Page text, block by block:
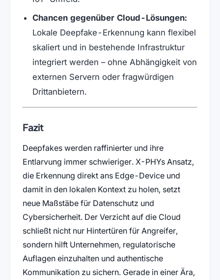
Chancen gegenüber Cloud-Lösungen:
Lokale Deepfake-Erkennung kann flexibel
skaliert und in bestehende Infrastruktur
integriert werden – ohne Abhängigkeit von
externen Servern oder fragwürdigen
Drittanbietern.
Fazit
Deepfakes werden raffinierter und ihre
Entlarvung immer schwieriger. X-PHYs Ansatz,
die Erkennung direkt ans Edge-Device und
damit in den lokalen Kontext zu holen, setzt
neue Maßstäbe für Datenschutz und
Cybersicherheit. Der Verzicht auf die Cloud
schließt nicht nur Hintertüren für Angreifer,
sondern hilft Unternehmen, regulatorische
Auflagen einzuhalten und authentische
Kommunikation zu sichern. Gerade in einer Ära,